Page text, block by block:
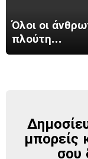
Όλοι οι
πλούτη…
ΣΤΟΝ
ΡΩΜΗΌ
μπορείς
σου